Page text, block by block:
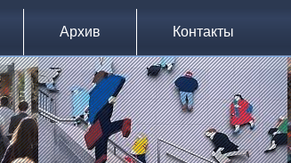
Архив Контакты